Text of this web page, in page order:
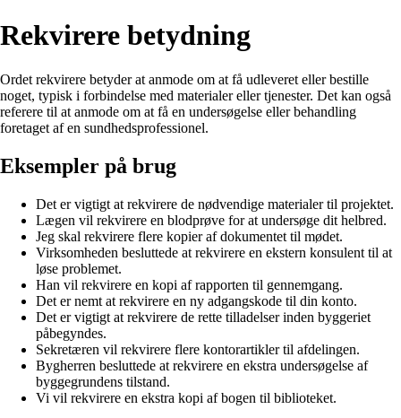
Rekvirere betydning
Ordet rekvirere betyder at anmode om at få udleveret eller bestille
noget, typisk i forbindelse med materialer eller tjenester. Det kan også
referere til at anmode om at få en undersøgelse eller behandling
foretaget af en sundhedsprofessionel.
Eksempler på brug
Det er vigtigt at rekvirere de nødvendige materialer til projektet.
Lægen vil rekvirere en blodprøve for at undersøge dit helbred.
Jeg skal rekvirere flere kopier af dokumentet til mødet.
Virksomheden besluttede at rekvirere en ekstern konsulent til at
løse problemet.
Han vil rekvirere en kopi af rapporten til gennemgang.
Det er nemt at rekvirere en ny adgangskode til din konto.
Det er vigtigt at rekvirere de rette tilladelser inden byggeriet
påbegyndes.
Sekretæren vil rekvirere flere kontorartikler til afdelingen.
Bygherren besluttede at rekvirere en ekstra undersøgelse af
byggegrundens tilstand.
Vi vil rekvirere en ekstra kopi af bogen til biblioteket.